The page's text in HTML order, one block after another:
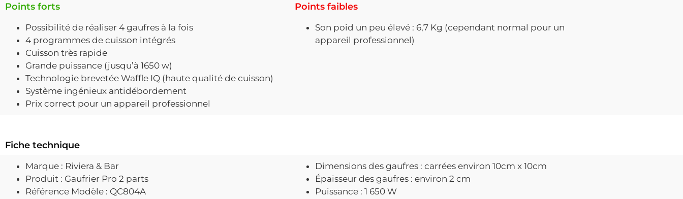
Points forts
Possibilité de réaliser 4 gaufres à la fois
4 programmes de cuisson intégrés
Cuisson très rapide
Grande puissance (jusqu’à 1650 w)
Technologie brevetée Waffle IQ (haute qualité de cuisson)
Système ingénieux antidébordement
Prix correct pour un appareil professionnel
Points faibles
Son poid un peu élevé : 6,7 Kg (cependant normal pour un
appareil professionnel)
Fiche technique
Marque : Riviera & Bar
Produit : Gaufrier Pro 2 parts
Référence Modèle : QC804A
Dimensions des gaufres : carrées environ 10cm x 10cm
Épaisseur des gaufres : environ 2 cm
Puissance : 1 650 W